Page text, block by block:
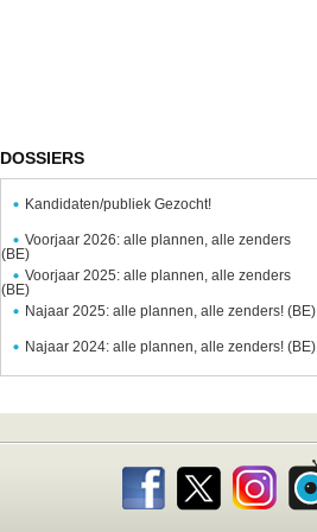
DOSSIERS
Kandidaten/publiek Gezocht!
Voorjaar 2026: alle plannen, alle zenders
(BE)
Voorjaar 2025: alle plannen, alle zenders
(BE)
Najaar 2025: alle plannen, alle zenders! (BE)
Najaar 2024: alle plannen, alle zenders! (BE)